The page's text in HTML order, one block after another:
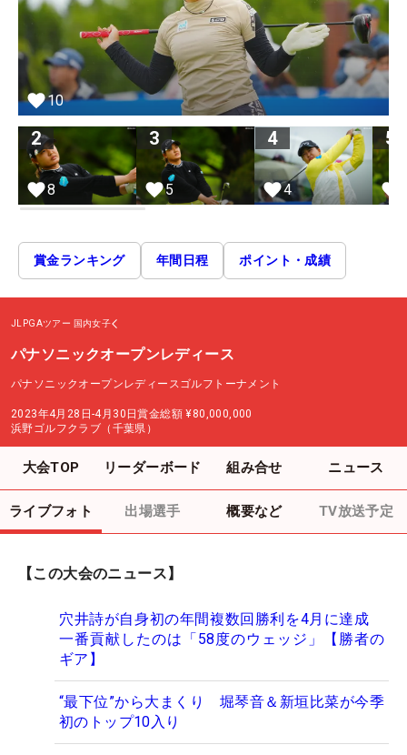
10
2
8
3
5
4
4
5
賞金ランキング 年間日程 ポイント・成績
JLPGAツアー 国内女子
パナソニックオープンレディース
パナソニックオープンレディースゴルフトーナメント
2023年4月28日-4月30日賞金総額 ¥80,000,000
浜野ゴルフクラブ（千葉県）
大会TOP リーダーボード 組み合せ ニュース
ライブフォト 出場選手 概要など TV放送予定
【この大会のニュース】
穴井詩が自身初の年間複数回勝利を4月に達成
一番貢献したのは「58度のウェッジ」【勝者の
ギア】
“最下位”から大まくり 堀琴音＆新垣比菜が今季
初のトップ10入り